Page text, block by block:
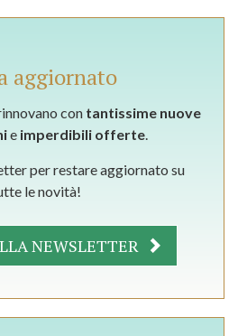
aggiornato
con tantissime nuove
e imperdibili offerte.
per restare aggiornato su
le novità!
NEWSLETTER